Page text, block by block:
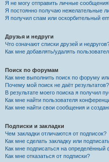
Я не могу отправить личные сообщения!
Я постоянно получаю нежелательные
Я получил спам или оскорбительный
Друзья и недруги
Что означают списки друзей и
Как мне добавлять/удалять
Поиск по форумам
Как мне выполнить поиск по форуму
Почему мой поиск не даёт результатов?
В результате моего поиска я получил
Как мне найти пользователя
Как мне найти свои сообщения и
Подписки и закладки
Чем закладки отличаются от подписок?
Как мне сделать закладку или
Как мне подписаться на определённый
Как мне отказаться от подписки?